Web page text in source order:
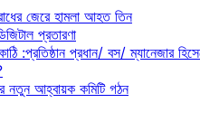
জেরে হামলা আহত তিন
প্রতারণা
:প্রতিষ্ঠান প্রধান/ বস/ ম্যানেজার
নতুন আহ্বায়ক কমিটি গঠন